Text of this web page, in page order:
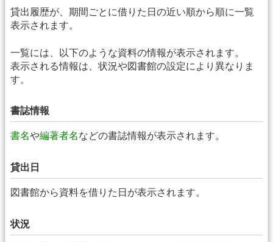
貸出履歴が、期間ごとに借りた日の近い順から順に一覧
表示されます。
一覧には、以下のような資料の情報が表示されます。
表示される情報は、状況や図書館の設定により異なりま
す。
書誌情報
書名や編著者名などの書誌情報が表示されます。
貸出日
図書館から資料を借りた日が表示されます。
状況